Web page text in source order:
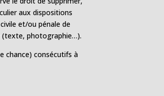
aux dispositions
et/ou pénale de
(texte, photographie…).
chance) consécutifs à